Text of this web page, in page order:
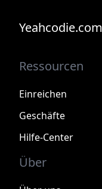
Yeahcodie.com
Ressourcen
Einreichen
Geschäfte
Hilfe-Center
Über